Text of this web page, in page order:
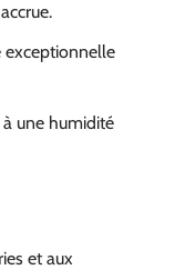
exceptionnelle
une humidité
et aux